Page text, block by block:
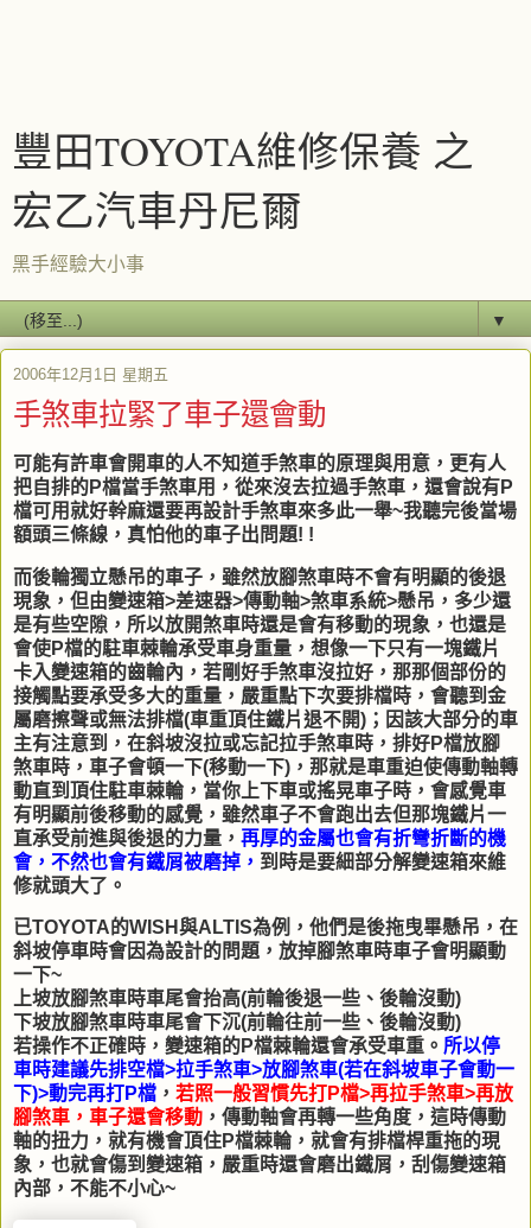
豐田TOYOTA維修保養 之
宏乙汽車丹尼爾
黑手經驗大小事
▼
2006年12月1日 星期五
手煞車拉緊了車子還會動
可能有許車會開車的人不知道手煞車的原理與用意，更有人
把自排的P檔當手煞車用，從來沒去拉過手煞車，還會說有P
檔可用就好幹麻還要再設計手煞車來多此一舉~我聽完後當場
額頭三條線，真怕他的車子出問題! !
而後輪獨立懸吊的車子，雖然放腳煞車時不會有明顯的後退
現象，但由變速箱>差速器>傳動軸>煞車系統>懸吊，多少還
是有些空隙，所以放開煞車時還是會有移動的現象，也還是
會使P檔的駐車棘輪承受車身重量，想像一下只有一塊鐵片
卡入變速箱的齒輪內，若剛好手煞車沒拉好，那那個部份的
接觸點要承受多大的重量，嚴重點下次要排檔時，會聽到金
屬磨擦聲或無法排檔(車重頂住鐵片退不開)；因該大部分的車
主有注意到，在斜坡沒拉或忘記拉手煞車時，排好P檔放腳
煞車時，車子會頓一下(移動一下)，那就是車重迫使傳動軸轉
動直到頂住駐車棘輪，當你上下車或搖晃車子時，會感覺車
有明顯前後移動的感覺，雖然車子不會跑出去但那塊鐵片一
直承受前進與後退的力量， 再厚的金屬也會有折彎折斷的機
會，不然也會有鐵屑被磨掉， 到時是要細部分解變速箱來維
修就頭大了。
已TOYOTA的WISH與ALTIS為例，他們是後拖曳畢懸吊，在
斜坡停車時會因為設計的問題，放掉腳煞車時車子會明顯動
一下~
上坡放腳煞車時車尾會抬高(前輪後退一些、後輪沒動)
下坡放腳煞車時車尾會下沉(前輪往前一些、後輪沒動)
若操作不正確時，變速箱的P檔棘輪還會承受車重。 所以停
車時建議先排空檔>拉手煞車>放腳煞車(若在斜坡車子會動一
下)>動完再打P檔 ， 若照一般習慣先打P檔>再拉手煞車>再放
腳煞車，車子還會移動 ，傳動軸會再轉一些角度，這時傳動
軸的扭力，就有機會頂住P檔棘輪，就會有排檔桿重拖的現
象，也就會傷到變速箱，嚴重時還會磨出鐵屑，刮傷變速箱
內部，不能不小心~